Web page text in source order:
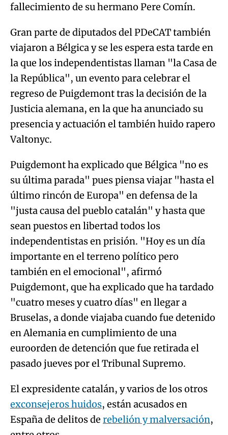
fallecimiento de su hermano Pere Comín.
Gran parte de diputados del PDeCAT también
viajaron a Bélgica y se les espera esta tarde en
la que los independentistas llaman "la Casa de
la República", un evento para celebrar el
regreso de Puigdemont tras la decisión de la
Justicia alemana, en la que ha anunciado su
presencia y actuación el también huido rapero
Valtonyc.
Puigdemont ha explicado que Bélgica "no es
su última parada" pues piensa viajar "hasta el
último rincón de Europa" en defensa de la
"justa causa del pueblo catalán" y hasta que
sean puestos en libertad todos los
independentistas en prisión. "Hoy es un día
importante en el terreno político pero
también en el emocional", afirmó
Puigdemont, que ha explicado que ha tardado
"cuatro meses y cuatro días" en llegar a
Bruselas, a donde viajaba cuando fue detenido
en Alemania en cumplimiento de una
euroorden de detención que fue retirada el
pasado jueves por el Tribunal Supremo.
El expresidente catalán, y varios de los otros
exconsejeros huidos, están acusados en
España de delitos de rebelión y malversación,